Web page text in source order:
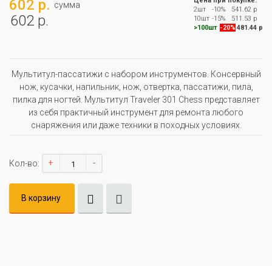
602 р. сумма
602 р.
2шт
-10%
541.62 р
10шт -15%
511.53 р
>100шт -20% 481.44 р
Мультитул-пассатижи с набором инструментов. Консервный
нож, кусачки, напильник, нож, отвертка, пассатижи, пила,
пилка для ногтей. Мультитул Traveler 301 Сhess представляет
из себя практичный инструмент для ремонта любого
снаряжения или даже техники в походных условиях.
Кол-во: + -
В корзину